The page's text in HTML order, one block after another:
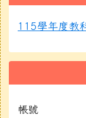
115學年度教
帳號